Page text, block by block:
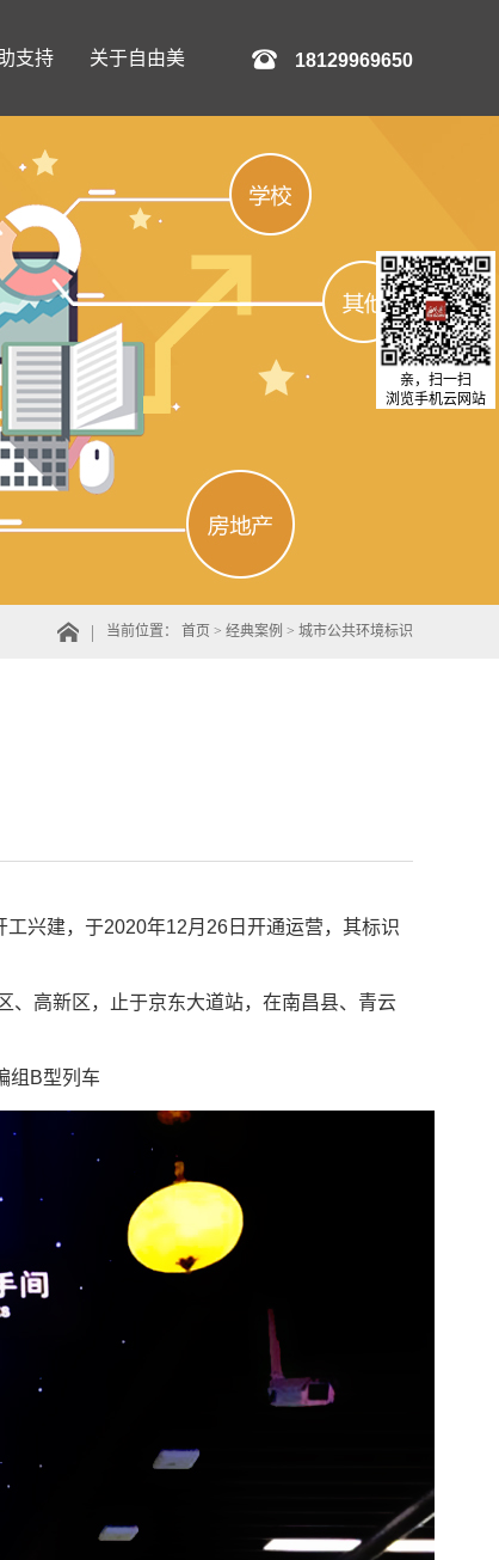
支持 关于自由美 18129969650
当前位置： 首页 > 经典案例 > 城市公共环境标识
兴建，于2020年12月26日开通运营，其标识
、高新区，止于京东大道站，在南昌县、青云
组B型列车
亲，扫一扫
浏览手机云网站